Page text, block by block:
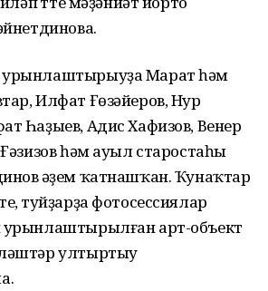
урынлаштырыуҙа Марат һәм
Илфат Ғөзәйеров, Нур
Һаҙыев, Адис Хафизов, Венер
һәм ауыл старостаһы
әүҙем ҡатнашҡан. Ҡунаҡтар
туйҙарҙа фотосессиялар
урынлаштырылған арт-объект
ултыртыу